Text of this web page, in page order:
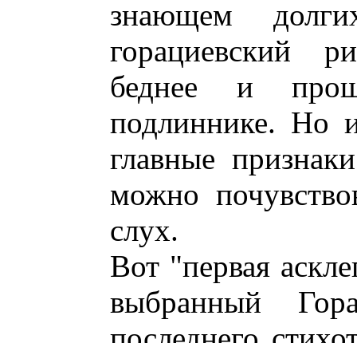
знающем
горациевский
беднее и
подлиннике. Но
главные
можно
слух.
Вот "первая
выбранный